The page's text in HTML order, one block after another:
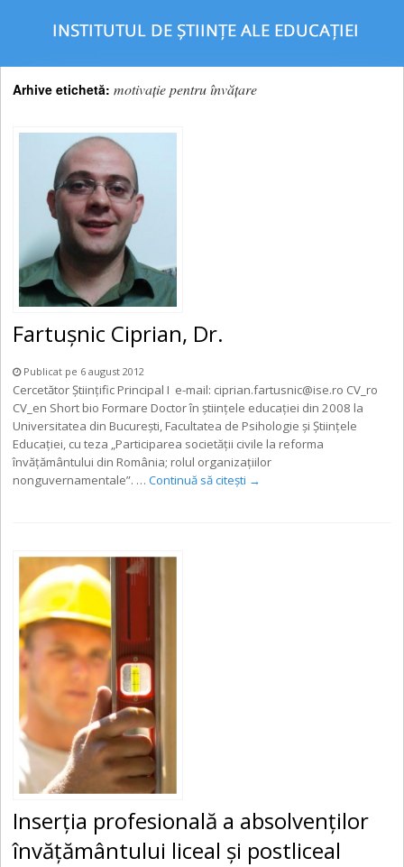
Arhive etichetă:motivaţie pentru învăţare
Fartușnic Ciprian, Dr.
Publicat pe 6 august 2012
Cercetător Științific Principal I e-mail: ciprian.fartusnic@ise.ro CV_ro
CV_en Short bio Formare Doctor în ştiinţele educaţiei din 2008 la
Universitatea din Bucureşti, Facultatea de Psihologie şi Ştiinţele
Educaţiei, cu teza „Participarea societăţii civile la reforma
învăţământului din România; rolul organizaţiilor
nonguvernamentale”. …Continuă să citești →
Inserţia profesională a absolvenţilor
învăţământului liceal şi postliceal